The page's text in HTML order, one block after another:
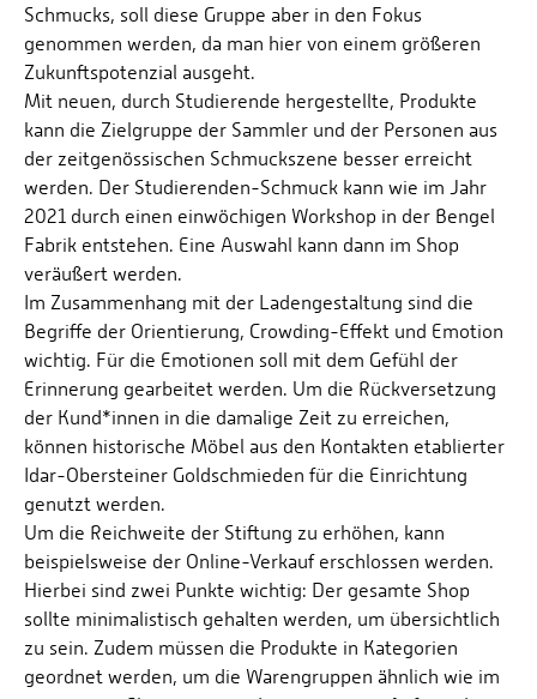
Schmucks, soll diese Gruppe aber in den Fokus
genommen werden, da man hier von einem größeren
Zukunftspotenzial ausgeht.
Mit neuen, durch Studierende hergestellte, Produkte
kann die Zielgruppe der Sammler und der Personen aus
der zeitgenössischen Schmuckszene besser erreicht
werden. Der Studierenden-Schmuck kann wie im Jahr
2021 durch einen einwöchigen Workshop in der Bengel
Fabrik entstehen. Eine Auswahl kann dann im Shop
veräußert werden.
Im Zusammenhang mit der Ladengestaltung sind die
Begriffe der Orientierung, Crowding-Effekt und Emotion
wichtig. Für die Emotionen soll mit dem Gefühl der
Erinnerung gearbeitet werden. Um die Rückversetzung
der Kund*innen in die damalige Zeit zu erreichen,
können historische Möbel aus den Kontakten etablierter
Idar-Obersteiner Goldschmieden für die Einrichtung
genutzt werden.
Um die Reichweite der Stiftung zu erhöhen, kann
beispielsweise der Online-Verkauf erschlossen werden.
Hierbei sind zwei Punkte wichtig: Der gesamte Shop
sollte minimalistisch gehalten werden, um übersichtlich
zu sein. Zudem müssen die Produkte in Kategorien
geordnet werden, um die Warengruppen ähnlich wie im